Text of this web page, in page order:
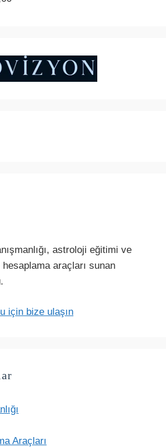
astroloji eğitimi ve
araçları sunan
için bize ulaşın
Araçları